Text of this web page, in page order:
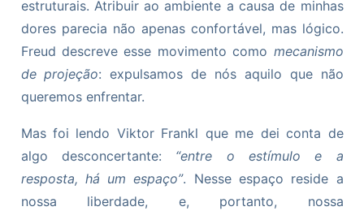
estruturais. Atribuir ao ambiente a causa de minhas
dores parecia não apenas confortável, mas lógico.
Freud descreve esse movimento como mecanismo
de projeção: expulsamos de nós aquilo que não
queremos enfrentar.
Mas foi lendo Viktor Frankl que me dei conta de
algo desconcertante: “entre o estímulo e a
resposta, há um espaço”. Nesse espaço reside a
nossa liberdade, e, portanto, nossa